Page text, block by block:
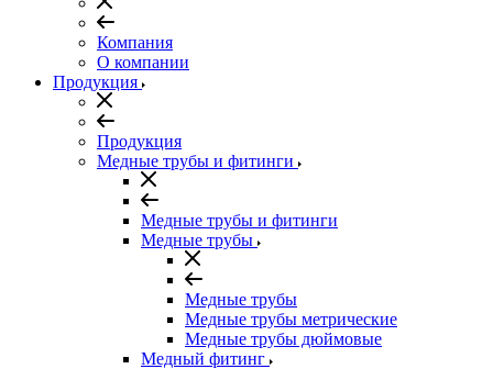
Компания
О компании
Продукция
Продукция
Медные трубы и фитинги
Медные трубы и фитинги
Медные трубы
Медные трубы
Медные трубы метрические
Медные трубы дюймовые
Медный фитинг